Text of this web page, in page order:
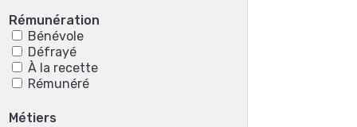
Rémunération
Bénévole
Défrayé
À la recette
Rémunéré
Métiers